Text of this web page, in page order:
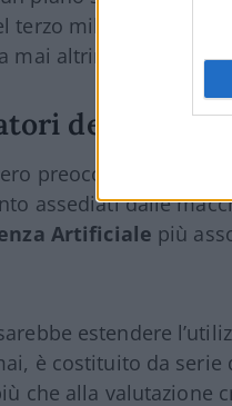
terzo millennio, rimane
mai altrimenti.
dell’AI
preoccupa i non
assediati dalle
Artificiale più
estendere
è costituito da serie
che alla valutazione